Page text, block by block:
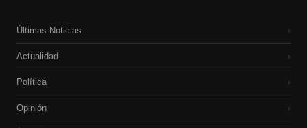
Últimas Noticias ›
Actualidad ›
Política ›
Opinión ›